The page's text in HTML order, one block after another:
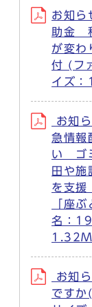
お知
助金
が変
付 (フ
イズ
お知
急情報
い ゴ
田や施
を支
「座
名：
お知
です